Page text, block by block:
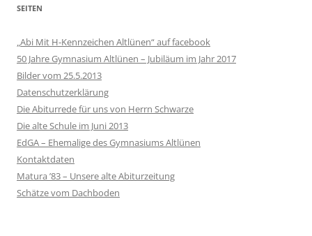
SEITEN
„Abi Mit H-Kennzeichen Altlünen“ auf facebook
50 Jahre Gymnasium Altlünen – Jubiläum im Jahr 2017
Bilder vom 25.5.2013
Datenschutzerklärung
Die Abiturrede für uns von Herrn Schwarze
Die alte Schule im Juni 2013
EdGA – Ehemalige des Gymnasiums Altlünen
Kontaktdaten
Matura ’83 – Unsere alte Abiturzeitung
Schätze vom Dachboden